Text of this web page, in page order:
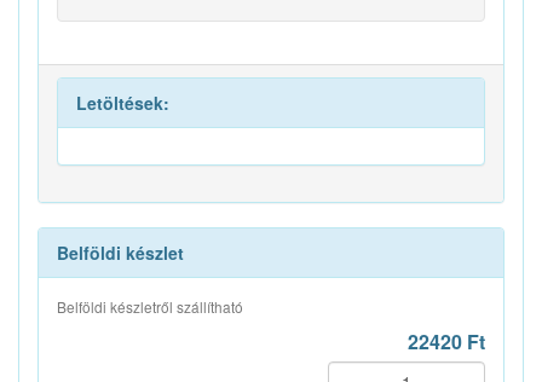
Letöltések:
Belföldi készlet
Belföldi készletről szállítható
22420 Ft